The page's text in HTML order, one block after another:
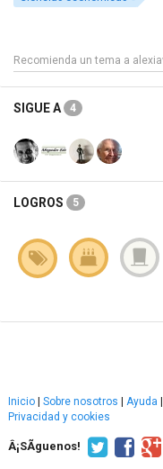
SIGUE A 4
LOGROS 5
Inicio Sobre nosotros Ayuda
Privacidad y cookies
Â¡SÃ­guenos!